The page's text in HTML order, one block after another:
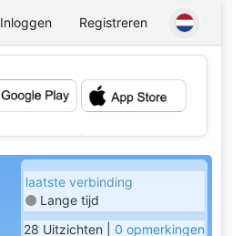
Inloggen Registreren
💕
laatste verbinding
Lange tijd
28 Uitzichten | 0 opmerkingen